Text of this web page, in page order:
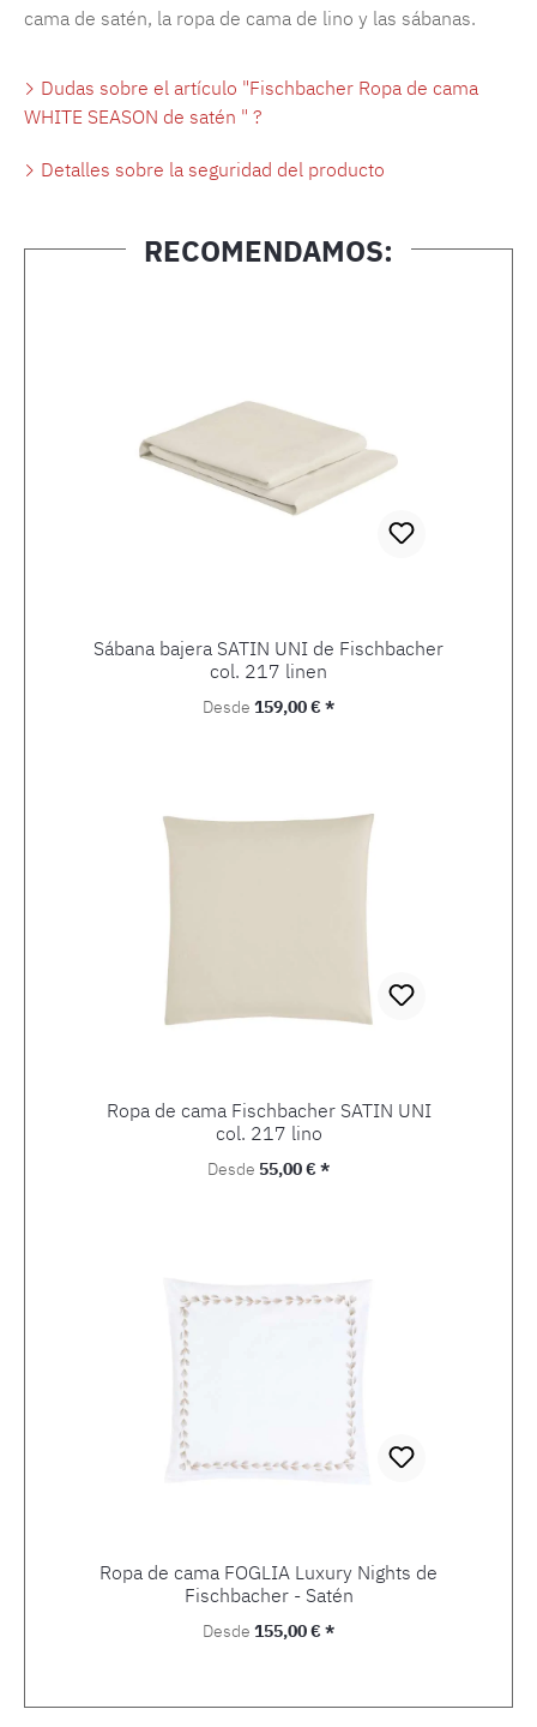
cama de satén, la ropa de cama de lino y las sábanas.
Dudas sobre el artículo "Fischbacher Ropa de cama
WHITE SEASON de satén " ?
Detalles sobre la seguridad del producto
RECOMENDAMOS:
Sábana bajera SATIN UNI de Fischbacher
col. 217 linen
Precio normal:
Desde 159,00 € *
Ropa de cama Fischbacher SATIN UNI
col. 217 lino
Precio normal:
Desde 55,00 € *
Ropa de cama FOGLIA Luxury Nights de
Fischbacher - Satén
Precio normal:
Desde 155,00 € *